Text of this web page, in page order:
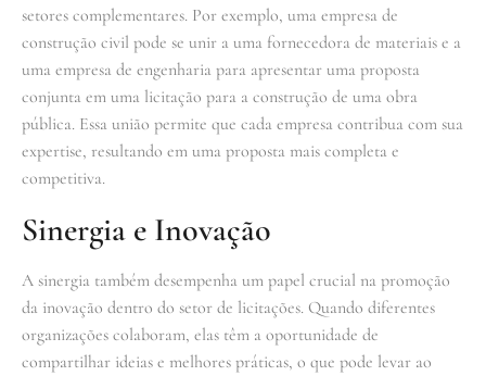
setores complementares. Por exemplo, uma empresa de
construção civil pode se unir a uma fornecedora de materiais e a
uma empresa de engenharia para apresentar uma proposta
conjunta em uma licitação para a construção de uma obra
pública. Essa união permite que cada empresa contribua com sua
expertise, resultando em uma proposta mais completa e
competitiva.
Sinergia e Inovação
A sinergia também desempenha um papel crucial na promoção
da inovação dentro do setor de licitações. Quando diferentes
organizações colaboram, elas têm a oportunidade de
compartilhar ideias e melhores práticas, o que pode levar ao